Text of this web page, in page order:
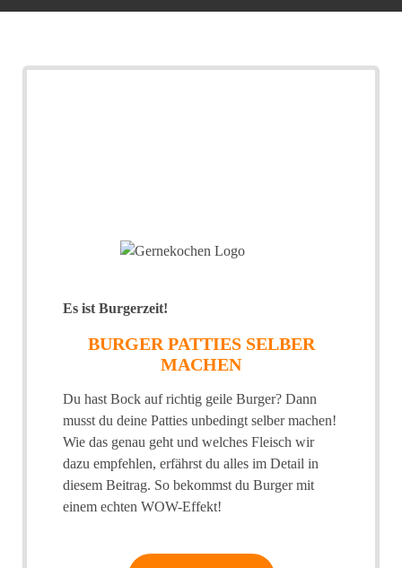
Es ist Burgerzeit!
BURGER PATTIES SELBER
MACHEN
Du hast Bock auf richtig geile Burger? Dann
musst du deine Patties unbedingt selber machen!
Wie das genau geht und welches Fleisch wir
dazu empfehlen, erfährst du alles im Detail in
diesem Beitrag. So bekommst du Burger mit
einem echten WOW-Effekt!